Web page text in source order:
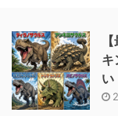
キ
い